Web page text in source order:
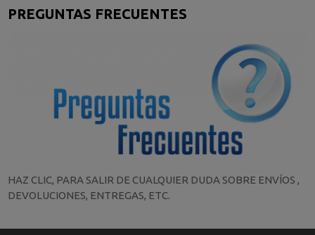
PREGUNTAS FRECUENTES
HAZ CLIC, PARA SALIR DE CUALQUIER DUDA SOBRE ENVÍOS ,
DEVOLUCIONES, ENTREGAS, ETC.